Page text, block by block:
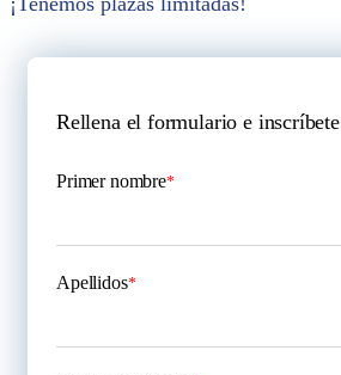
Rellena el formulario e inscríbete
Primer nombre*
Apellidos*